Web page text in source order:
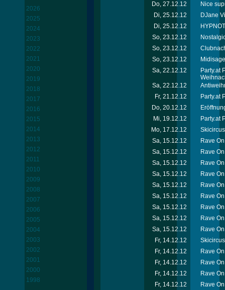
2026
2025
2024
2023
2022
2021
2020
2019
2018
2017
2016
2015
2014
2013
2012
2011
2010
2009
2008
2007
2006
2005
2004
2003
2002
2001
2000
1998
Do, 27.12.12
Nice
Di, 25.12.12
DJane
Di, 25.12.12
So, 23.12.12
So, 23.12.12
So, 23.12.12
Sa, 22.12.12
Party.at
Sa, 22.12.12
Fr, 21.12.12
Party.at
Do, 20.12.12
Mi, 19.12.12
Party.at
Mo, 17.12.12
Sa, 15.12.12
Rave
Sa, 15.12.12
Rave
Sa, 15.12.12
Rave
Sa, 15.12.12
Rave
Sa, 15.12.12
Rave
Sa, 15.12.12
Rave
Sa, 15.12.12
Rave
Sa, 15.12.12
Rave
Sa, 15.12.12
Rave
Fr, 14.12.12
Fr, 14.12.12
Rave
Fr, 14.12.12
Rave
Fr, 14.12.12
Rave
Fr, 14.12.12
Rave